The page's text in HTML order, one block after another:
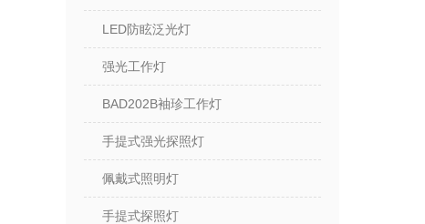
LED防眩泛光灯
强光工作灯
BAD202B袖珍工作灯
手提式强光探照灯
佩戴式照明灯
手提式探照灯